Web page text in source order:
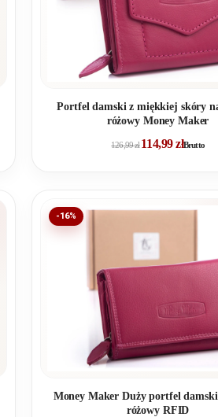
Portfel damski z miękkiej skóry
różowy Money Maker
126,99zł 114,99złBrutto
-16%
Money Maker Duży portfel
różowy RFID